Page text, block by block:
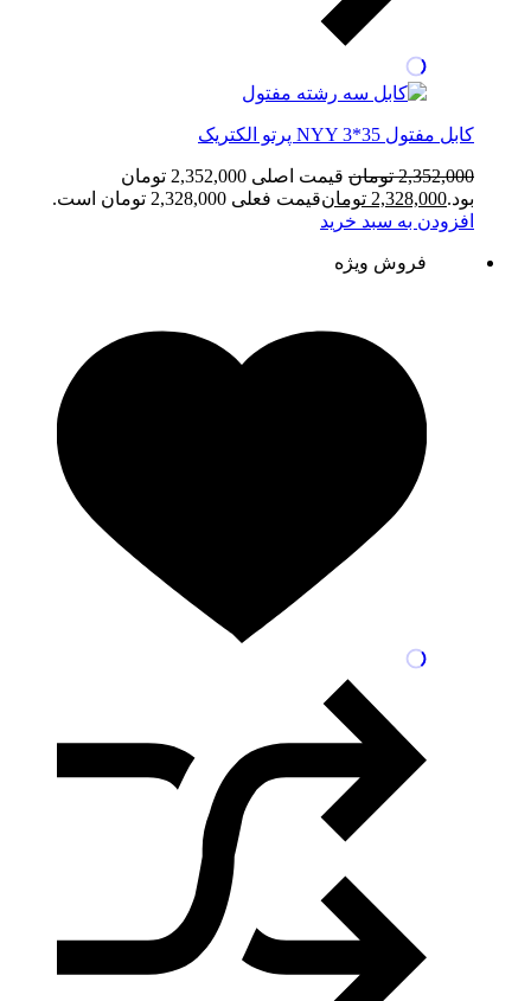
کابل مفتول NYY 3*35 پرتو الکتریک
2,352,000 تومان
قیمت اصلی 2,352,000 تومان
بود.2,328,000 تومانقیمت فعلی 2,328,000 تومان است.
افزودن به سبد خرید
فروش ویژه